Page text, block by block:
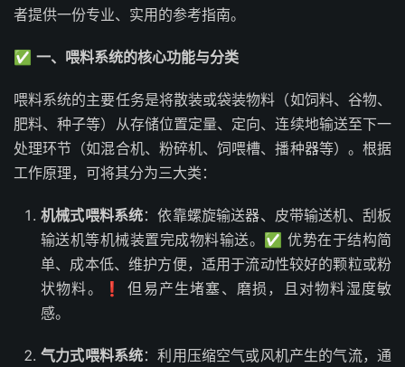
者提供一份专业、实用的参考指南。
✅ 一、喂料系统的核心功能与分类
喂料系统的主要任务是将散装或袋装物料（如饲料、谷物、
肥料、种子等）从存储位置定量、定向、连续地输送至下一
处理环节（如混合机、粉碎机、饲喂槽、播种器等）。根据
工作原理，可将其分为三大类：
机械式喂料系统：依靠螺旋输送器、皮带输送机、刮板
输送机等机械装置完成物料输送。✅ 优势在于结构简
单、成本低、维护方便，适用于流动性较好的颗粒或粉
状物料。❗ 但易产生堵塞、磨损，且对物料湿度敏
感。
气力式喂料系统：利用压缩空气或风机产生的气流，通